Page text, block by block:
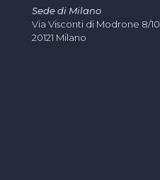
Sede di Milano
Via Visconti di Modrone 8/10
20121 Milano